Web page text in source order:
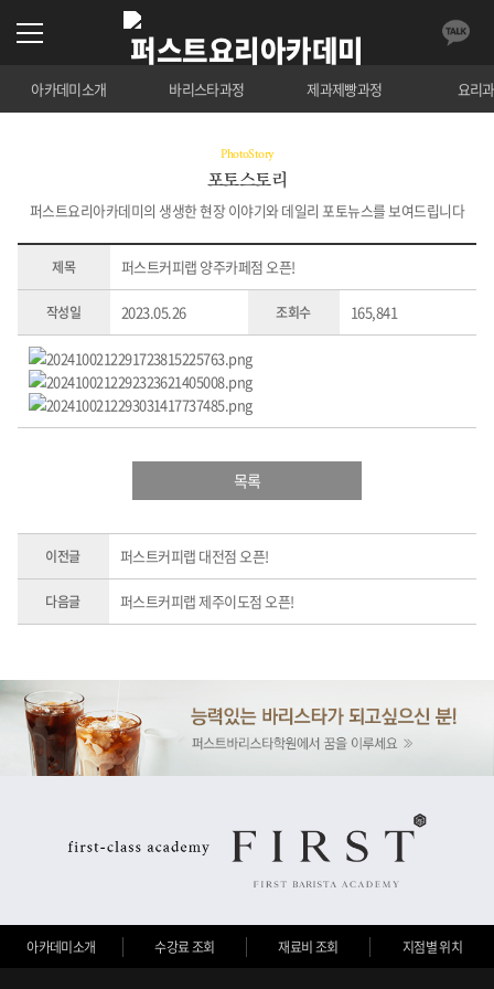
아카데미소개 바리스타과정 제과제빵과정 요리
PhotoStory
포토스토리
퍼스트요리아카데미의 생생한 현장 이야기와 데일리 포토뉴스를 보여드립니다
제목 퍼스트커피랩 양주카페점 오픈!
작성일 2023.05.26 조회수 165,841
목록
이전글 퍼스트커피랩 대전점 오픈!
다음글 퍼스트커피랩 제주이도점 오픈!
아카데미소개 수강료 조회 재료비 조회 지점별 위치